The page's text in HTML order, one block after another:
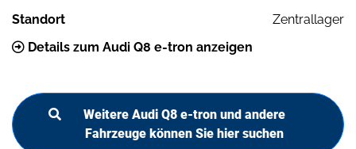
Standort
Zentrallager
Details zum Audi Q8 e-tron anzeigen
Weitere Audi Q8 e-tron und andere
Fahrzeuge können Sie hier suchen